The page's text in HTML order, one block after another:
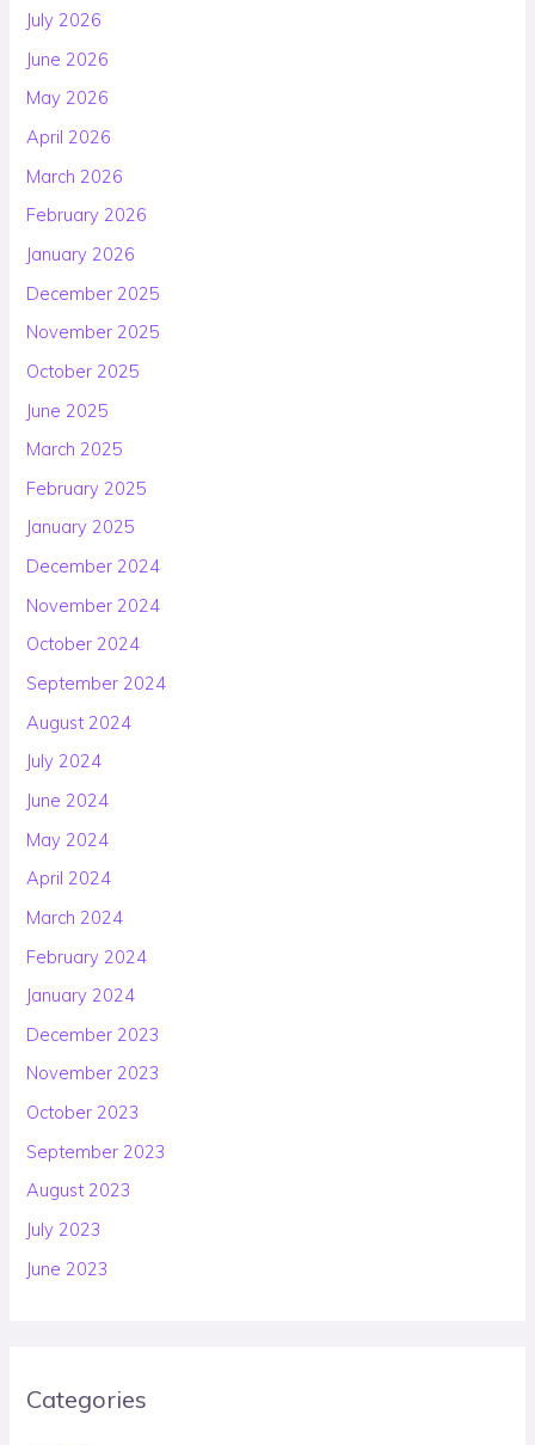
July 2026
June 2026
May 2026
April 2026
March 2026
February 2026
January 2026
December 2025
November 2025
October 2025
June 2025
March 2025
February 2025
January 2025
December 2024
November 2024
October 2024
September 2024
August 2024
July 2024
June 2024
May 2024
April 2024
March 2024
February 2024
January 2024
December 2023
November 2023
October 2023
September 2023
August 2023
July 2023
June 2023
Categories